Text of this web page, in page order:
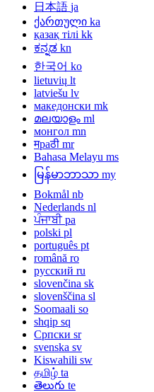
日本語 ja
ქართული ka
қазақ тілі kk
ಕನ್ನಡ kn
한국어 ko
lietuvių lt
latviešu lv
македонски mk
മലയാളം ml
монгол mn
मраठी mr
Bahasa Melayu ms
မြန်မာဘာသာ my
Bokmål nb
Nederlands nl
ਪੰਜਾਬੀ pa
polski pl
português pt
română ro
русский ru
slovenčina sk
slovenščina sl
Soomaali so
shqip sq
Српски sr
svenska sv
Kiswahili sw
தமிழ் ta
తెలుగు te